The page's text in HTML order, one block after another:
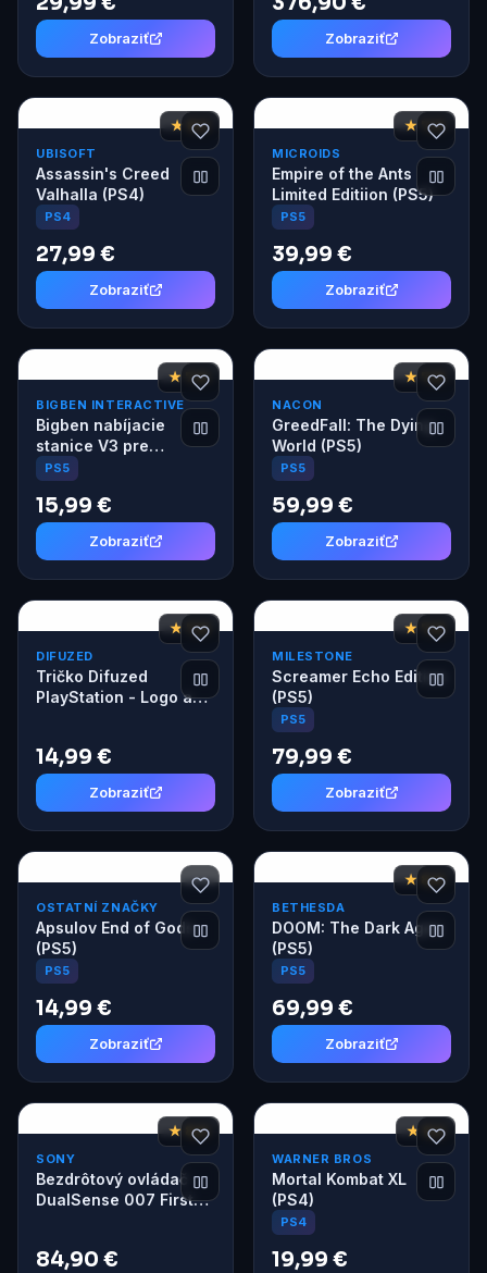
Zobraziť Zobraziť
★ 8,2
UBISOFT
Assassin's Creed
Valhalla (PS4)
PS4
27,99 €
Zobraziť
★ 7,6
MICROIDS
Empire of the Ants
Limited Editiion (PS5)
PS5
39,99 €
Zobraziť
★ 7,6
BIGBEN INTERACTIVE
Bigben nabíjacie
stanice V3 pre
DualSense PS5
ovládače
PS5
15,99 €
Zobraziť
★ 7,6
NACON
GreedFall: The Dying
World (PS5)
PS5
59,99 €
Zobraziť
★ 7,8
DIFUZED
Tričko Difuzed
PlayStation - Logo a
14,99 €
Zobraziť
★ 7,6
MILESTONE
Screamer Echo Edition
(PS5)
PS5
79,99 €
Zobraziť
OSTATNÍ ZNAČKY
Apsulov End of Gods
(PS5)
PS5
14,99 €
Zobraziť
★ 8,6
BETHESDA
DOOM: The Dark Ages
(PS5)
PS5
69,99 €
Zobraziť
★ 8,6
SONY
Bezdrôtový ovládač
DualSense 007 First
84,90 €
★ 8,2
WARNER BROS
Mortal Kombat XL
(PS4)
PS4
19,99 €